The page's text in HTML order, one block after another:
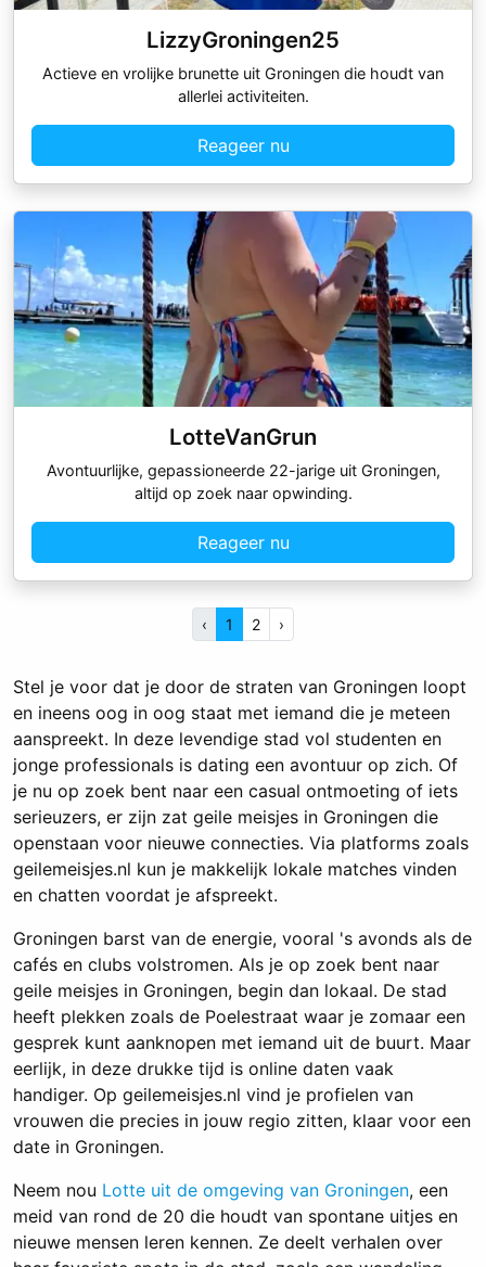
LizzyGroningen25
Actieve en vrolijke brunette uit Groningen die houdt van
allerlei activiteiten.
Reageer nu
LotteVanGrun
Avontuurlijke, gepassioneerde 22-jarige uit Groningen,
altijd op zoek naar opwinding.
Reageer nu
‹ 1 2 ›
Stel je voor dat je door de straten van Groningen loopt
en ineens oog in oog staat met iemand die je meteen
aanspreekt. In deze levendige stad vol studenten en
jonge professionals is dating een avontuur op zich. Of
je nu op zoek bent naar een casual ontmoeting of iets
serieuzers, er zijn zat geile meisjes in Groningen die
openstaan voor nieuwe connecties. Via platforms zoals
geilemeisjes.nl kun je makkelijk lokale matches vinden
en chatten voordat je afspreekt.
Groningen barst van de energie, vooral 's avonds als de
cafés en clubs volstromen. Als je op zoek bent naar
geile meisjes in Groningen, begin dan lokaal. De stad
heeft plekken zoals de Poelestraat waar je zomaar een
gesprek kunt aanknopen met iemand uit de buurt. Maar
eerlijk, in deze drukke tijd is online daten vaak
handiger. Op geilemeisjes.nl vind je profielen van
vrouwen die precies in jouw regio zitten, klaar voor een
date in Groningen.
Neem nou Lotte uit de omgeving van Groningen, een
meid van rond de 20 die houdt van spontane uitjes en
nieuwe mensen leren kennen. Ze deelt verhalen over